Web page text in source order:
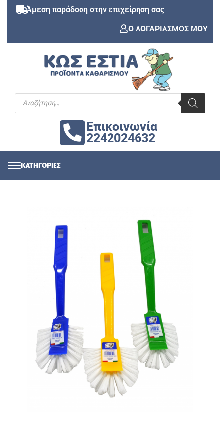
Άμεση παράδοση στην επιχείρηση σας
Ο ΛΟΓΑΡΙΑΣΜΟΣ ΜΟΥ
Επικοινωνία
2242024632